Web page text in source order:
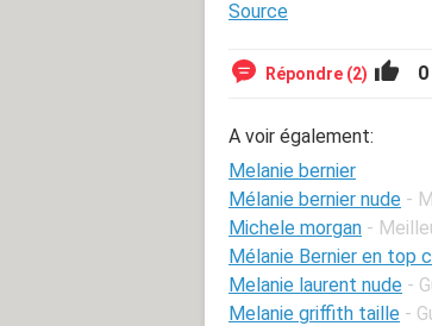
Source
Répondre (2) 0
A voir également:
Melanie bernier
Mélanie bernier nude -
Michele morgan -
Mélanie Bernier en top
Melanie laurent nude -
Melanie griffith taille -